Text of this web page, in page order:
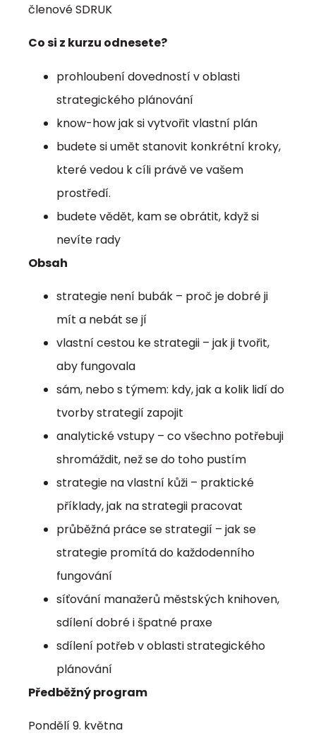
členové SDRUK
Co si z kurzu odnesete?
prohloubení dovedností v oblasti
strategického plánování
know-how jak si vytvořit vlastní plán
budete si umět stanovit konkrétní kroky,
které vedou k cíli právě ve vašem
prostředí.
budete vědět, kam se obrátit, když si
nevíte rady
Obsah
strategie není bubák – proč je dobré ji
mít a nebát se jí
vlastní cestou ke strategii – jak ji tvořit,
aby fungovala
sám, nebo s týmem: kdy, jak a kolik lidí do
tvorby strategií zapojit
analytické vstupy – co všechno potřebuji
shromáždit, než se do toho pustím
strategie na vlastní kůži – praktické
příklady, jak na strategii pracovat
průběžná práce se strategií – jak se
strategie promítá do každodenního
fungování
síťování manažerů městských knihoven,
sdílení dobré i špatné praxe
sdílení potřeb v oblasti strategického
plánování
Předběžný program
Pondělí 9. května